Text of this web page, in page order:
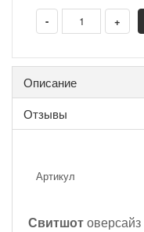
- +
Описание
Отзывы
Артикул
Свитшот оверсайз